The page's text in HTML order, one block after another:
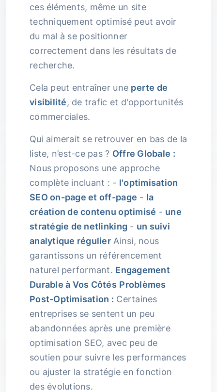
ces éléments, même un site
techniquement optimisé peut avoir
du mal à se positionner
correctement dans les résultats de
recherche.
Cela peut entraîner une perte de
visibilité, de trafic et d'opportunités
commerciales.
Qui aimerait se retrouver en bas de la
liste, n’est-ce pas ? Offre Globale :
Nous proposons une approche
complète incluant : - l'optimisation
SEO on-page et off-page - la
création de contenu optimisé - une
stratégie de netlinking - un suivi
analytique régulier Ainsi, nous
garantissons un référencement
naturel performant. Engagement
Durable à Vos Côtés Problèmes
Post-Optimisation : Certaines
entreprises se sentent un peu
abandonnées après une première
optimisation SEO, avec peu de
soutien pour suivre les performances
ou ajuster la stratégie en fonction
des évolutions.